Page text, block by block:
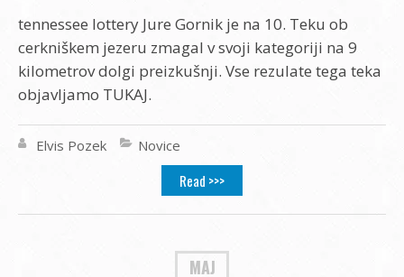
tennessee lottery Jure Gornik je na 10. Teku ob
cerkniškem jezeru zmagal v svoji kategoriji na 9
kilometrov dolgi preizkušnji. Vse rezulate tega teka
objavljamo TUKAJ.
Elvis Pozek Novice
Read >>>
MAJ